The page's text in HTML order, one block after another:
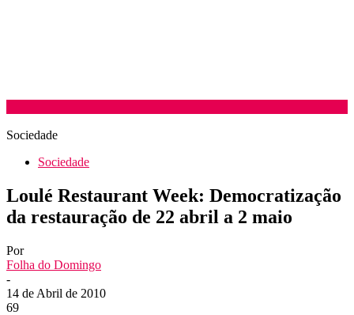
Sociedade
Sociedade
Loulé Restaurant Week: Democratização
da restauração de 22 abril a 2 maio
Por
Folha do Domingo
-
14 de Abril de 2010
69